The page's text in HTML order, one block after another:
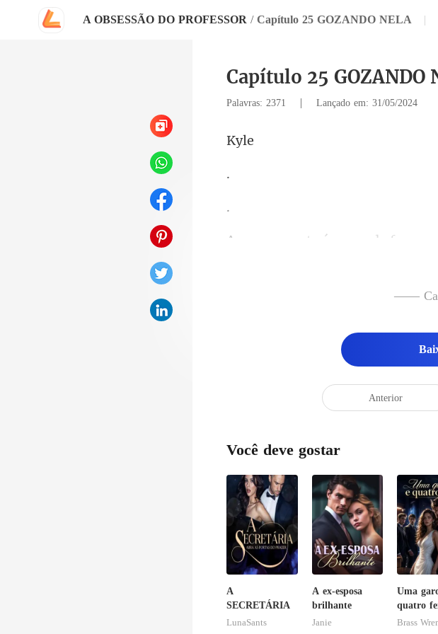
A OBSESSÃO DO PROFESSOR / Capítulo 25 GOZANDO NELA |
Capítulo 25 GOZANDO
Palavras: 2371 | Lançado em: 31/05/2024
y
——
Anterior
Você deve gostar
A
SECRETÁRIA
LunaSants
A ex-esposa
brilhante
Janie
Uma
quatro
Brass